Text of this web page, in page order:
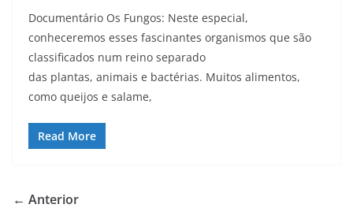
Documentário Os Fungos: Neste especial,
conheceremos esses fascinantes organismos que são
classificados num reino separado
das plantas, animais e bactérias. Muitos alimentos,
como queijos e salame,
Read More
← Anterior